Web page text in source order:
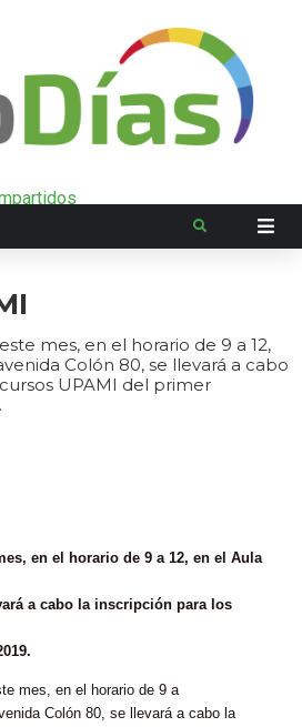
mes, en el horario de 9 a 12,
Colón 80, se llevará a cabo
UPAMI del primer
en el horario de 9 a 12, en el Aula
a cabo la inscripción para los
mes, en el horario de 9 a
Colón 80, se llevará a cabo la